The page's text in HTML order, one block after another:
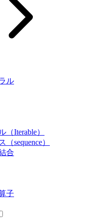
ル
（Iterable）
（sequence）
合
子